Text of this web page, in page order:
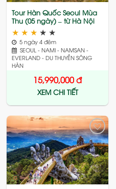
Tour Hàn Quốc Seoul Mùa
Thu (05 ngày) – từ Hà Nội
★ ★ ★ ★ ★
5 ngày 4 đêm
SEOUL - NAMI - NAMSAN -
EVERLAND - DU THUYỀN SÔNG
HÀN
15,990,000đ
XEM CHI TIẾT
Add
to
wishlist